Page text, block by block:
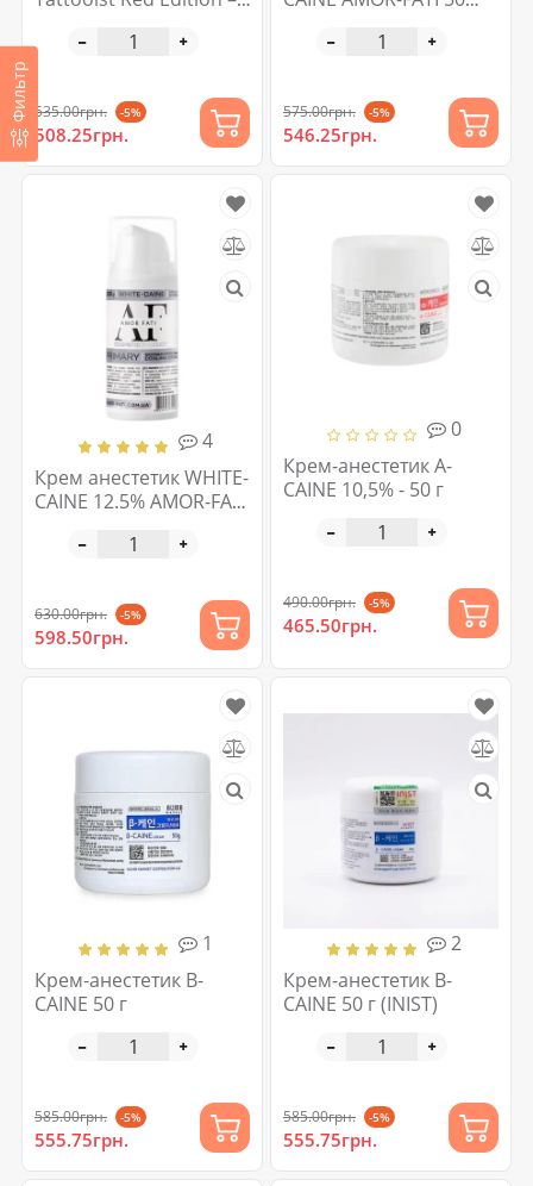
Фильтр 535.00грн. -5%
508.25грн.
575.00грн. -5%
546.25грн.
4
Крем анестетик WHITE-
CAINE 12.5% AMOR-FATI
630.00грн. -5%
598.50грн.
0
Крем-анестетик A-
CAINE 10,5% - 50 г
490.00грн. -5%
465.50грн.
1
Крем-анестетик B-
CAINE 50 г
585.00грн. -5%
555.75грн.
2
Крем-анестетик B-
CAINE 50 г (INIST)
585.00грн. -5%
555.75грн.